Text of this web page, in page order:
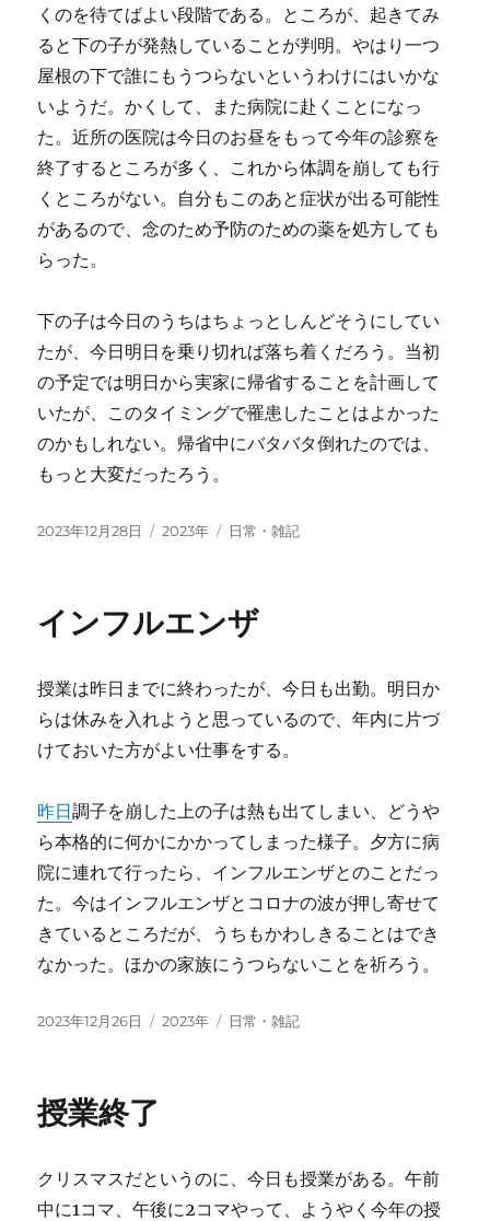
くのを待てばよい段階である。ところが、起きてみ
ると下の子が発熱していることが判明。やはり一つ
屋根の下で誰にもうつらないというわけにはいかな
いようだ。かくして、また病院に赴くことになっ
た。近所の医院は今日のお昼をもって今年の診察を
終了するところが多く、これから体調を崩しても行
くところがない。自分もこのあと症状が出る可能性
があるので、念のため予防のための薬を処方しても
らった。
下の子は今日のうちはちょっとしんどそうにしてい
たが、今日明日を乗り切れば落ち着くだろう。当初
の予定では明日から実家に帰省することを計画して
いたが、このタイミングで罹患したことはよかった
のかもしれない。帰省中にバタバタ倒れたのでは、
もっと大変だったろう。
投
2023年12月28日
カ
ー
2023年
タ
日常・雑記
インフルエンザ
授業は昨日までに終わったが、今日も出勤。明日か
らは休みを入れようと思っているので、年内に片づ
けておいた方がよい仕事をする。
昨日調子を崩した上の子は熱も出てしまい、どうや
ら本格的に何かにかかってしまった様子。夕方に病
院に連れて行ったら、インフルエンザとのことだっ
た。今はインフルエンザとコロナの波が押し寄せて
きているところだが、うちもかわしきることはでき
なかった。ほかの家族にうつらないことを祈ろう。
投
2023年12月26日
カ
2023年
タ
日常・雑記
授業終了
クリスマスだというのに、今日も授業がある。午前
中に1コマ、午後に2コマやって、ようやく今年の授